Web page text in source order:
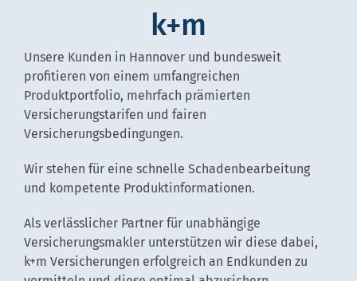
k+m
Unsere Kunden in Hannover und bundesweit
profitieren von einem umfangreichen
Produktportfolio, mehrfach prämierten
Versicherungstarifen und fairen
Versicherungsbedingungen.
Wir stehen für eine schnelle Schadenbearbeitung
und kompetente Produktinformationen.
Als verlässlicher Partner für unabhängige
Versicherungsmakler unterstützen wir diese dabei,
k+m Versicherungen erfolgreich an Endkunden zu